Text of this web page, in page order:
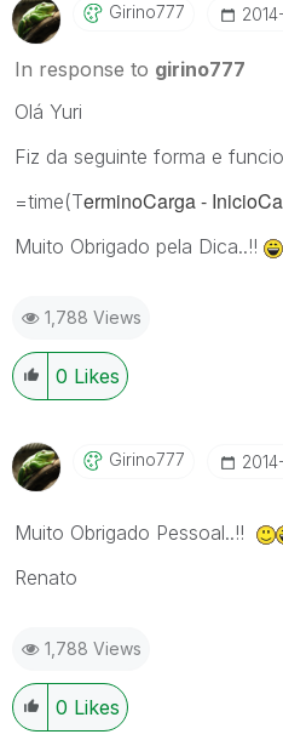
Girino777
In response to girino777
Olá Yuri
Fiz da seguinte forma e
=time(TerminoCarga -
Muito Obrigado pela Dica..!!
1,788 Views
0 Likes
Girino777
Muito Obrigado Pessoal..!!
Renato
1,788 Views
0 Likes